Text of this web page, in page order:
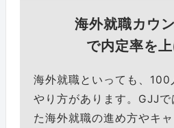
海外就職カウ
で内定率を
海外就職といっても、
やり方があります。GJJ
た海外就職の進め方やキ